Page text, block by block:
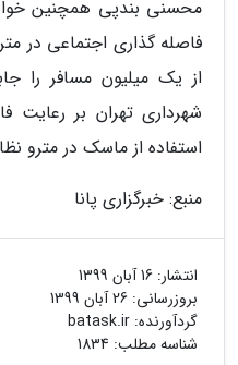
محسنی بندپی همچنین
فاصله گذاری اجتماعی در
از یک میلیون مسافر را
شهرداری تهران بر رعایت
استفاده از ماسک در مترو
منبع: خبرگزاری پانا
انتشار: 16 آبان 1399
بروزرسانی: 26 آبان 1399
گردآورنده: batask.ir
شناسه مطلب: 1834